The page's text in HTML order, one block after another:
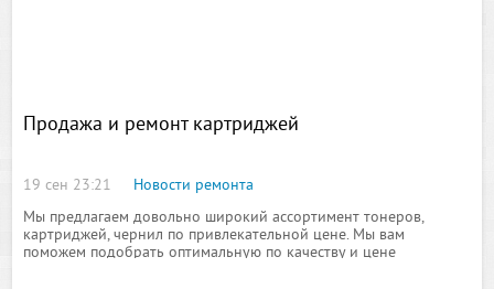
Продажа и ремонт картриджей
19 сен 23:21
Новости ремонта
Мы предлагаем довольно широкий ассортимент тонеров,
картриджей, чернил по привлекательной цене. Мы вам
поможем подобрать оптимальную по качеству и цене